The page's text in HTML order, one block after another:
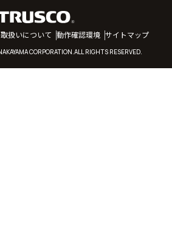
扱いについて 動作確認環境 サイトマップ
CORPORATION.ALL RIGHTS RESERVED.